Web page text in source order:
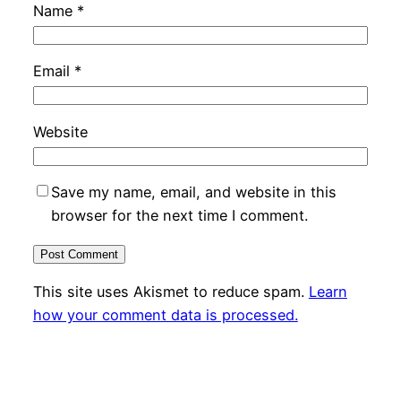
Name *
Email *
Website
Save my name, email, and website in this
browser for the next time I comment.
This site uses Akismet to reduce spam. Learn
how your comment data is processed.